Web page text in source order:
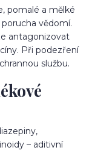
pomalé a mělké
vědomí.
antagonizovat
Při podezření
službu.
– aditivní